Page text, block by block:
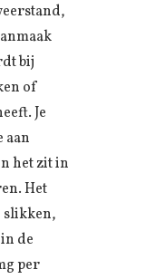
bij
of
Je
aan
het zit in
Het
slikken,
de
per